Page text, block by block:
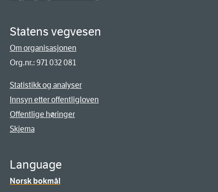
Statens vegvesen
Om organisasjonen
Org.nr.: 971 032 081
Statistikk og analyser
Innsyn etter offentligloven
Offentlige høringer
Skjema
Language
Norsk bokmål